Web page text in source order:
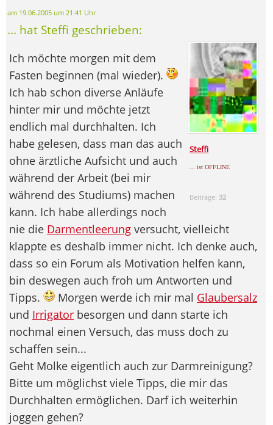
am 19.06.2005 um 21:41 Uhr
... hat Steffi geschrieben:
Steffi
... ist OFFLINE
Beiträge: 32
Ich möchte morgen mit dem
Fasten beginnen (mal wieder).
Ich hab schon diverse Anläufe
hinter mir und möchte jetzt
endlich mal durchhalten. Ich
habe gelesen, dass man das auch
ohne ärztliche Aufsicht und auch
während der Arbeit (bei mir
während des Studiums) machen
kann. Ich habe allerdings noch
nie die Darmentleerung versucht, vielleicht
klappte es deshalb immer nicht. Ich denke auch,
dass so ein Forum als Motivation helfen kann,
bin deswegen auch froh um Antworten und
Tipps.
Morgen werde ich mir mal Glaubersalz
und Irrigator besorgen und dann starte ich
nochmal einen Versuch, das muss doch zu
schaffen sein...
Geht Molke eigentlich auch zur Darmreinigung?
Bitte um möglichst viele Tipps, die mir das
Durchhalten ermöglichen. Darf ich weiterhin
joggen gehen?